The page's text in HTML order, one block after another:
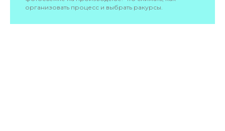
организовать процесс и выбрать ракурсы.